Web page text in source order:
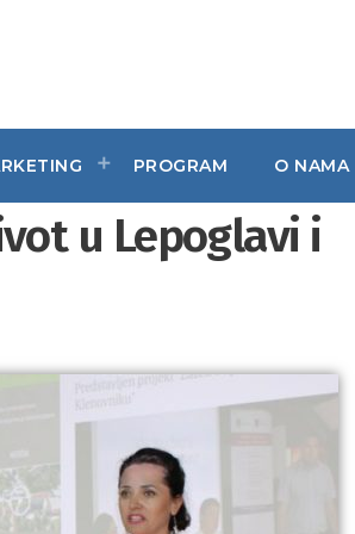
PROGRAM O NAMA
u Lepoglavi i